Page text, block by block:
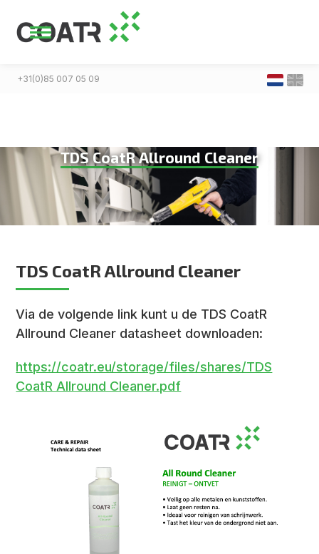
+31(0)85 007 05 09
TDS CoatR Allround Cleaner
TDS CoatR Allround Cleaner
Via de volgende link kunt u de TDS CoatR
Allround Cleaner datasheet downloaden:
https://coatr.eu/storage/files/shares/TDS
CoatR Allround Cleaner.pdf